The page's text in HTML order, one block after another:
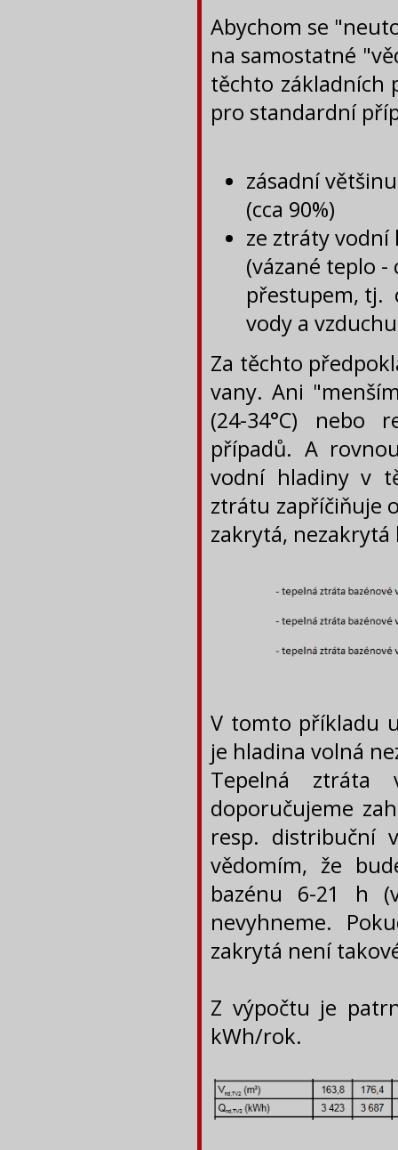
Abychom se
na samostatné
těchto základních
pro standardní
zásadní
(cca 90%)
ze ztráty
(vázané teplo -
přestupem, tj.
vody a
Za těchto
vany. Ani
(24-34°C) nebo
případů. A
vodní hladiny v
ztrátu zapříčiňuje
zakrytá,
V tomto příkladu
je hladina volná
Tepelná ztráta
doporučujeme
resp. distribuční
vědomím, že
bazénu 6-21 h
nevyhneme.
zakrytá není
Z výpočtu je
kWh/rok.